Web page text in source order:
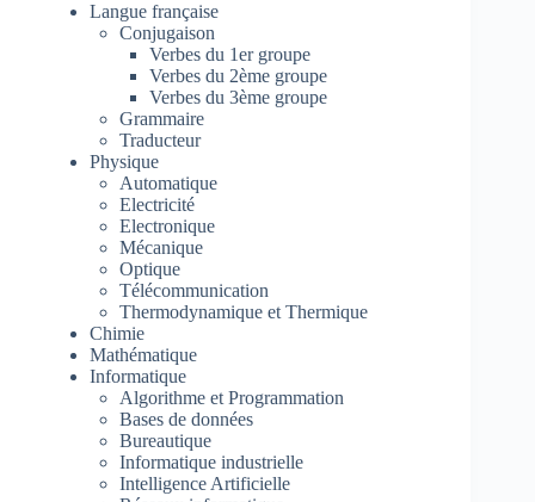
Langue française
Conjugaison
Verbes du 1er groupe
Verbes du 2ème groupe
Verbes du 3ème groupe
Grammaire
Traducteur
Physique
Automatique
Electricité
Electronique
Mécanique
Optique
Télécommunication
Thermodynamique et Thermique
Chimie
Mathématique
Informatique
Algorithme et Programmation
Bases de données
Bureautique
Informatique industrielle
Intelligence Artificielle